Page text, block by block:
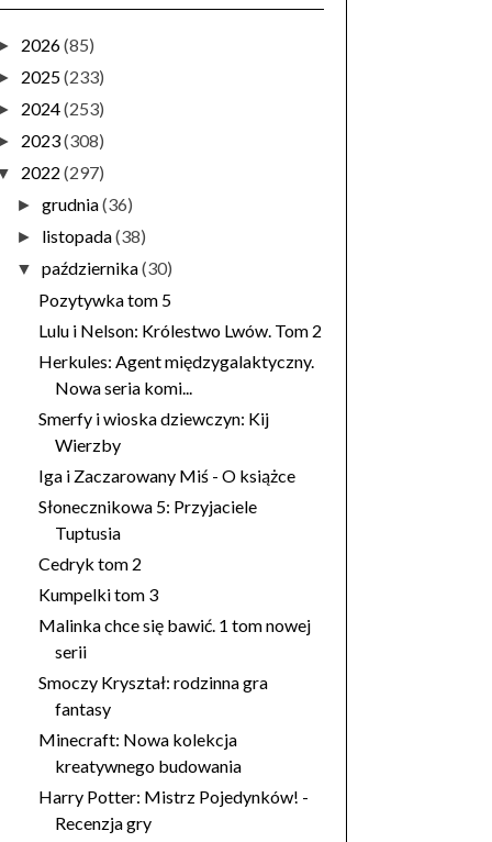
2026(85)
2025(233)
2024(253)
2023(308)
2022 (297)
►grudnia(36)
► listopada(38)
▼października(30)
Pozytywka tom 5
Lulu i Nelson: Królestwo Lwów. Tom 2
Herkules: Agent międzygalaktyczny.
Nowa seria komi...
Smerfy i wioska dziewczyn: Kij
Wierzby
Iga i Zaczarowany Miś - O książce
Słonecznikowa 5: Przyjaciele
Tuptusia
Cedryk tom 2
Kumpelki tom 3
Malinka chce się bawić. 1 tom nowej
serii
Smoczy Kryształ: rodzinna gra
fantasy
Minecraft: Nowa kolekcja
kreatywnego budowania
Harry Potter: Mistrz Pojedynków! -
Recenzja gry